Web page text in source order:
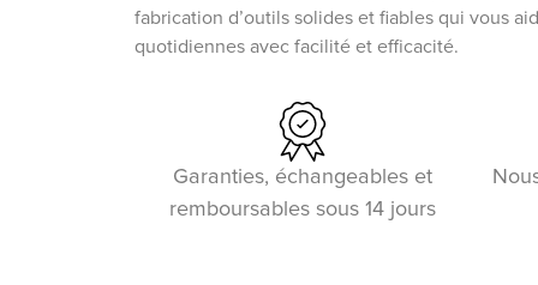
fabrication d’outils solides et fiables qui vous
quotidiennes avec facilité et efficacité.
Garanties, échangeables et
remboursables sous 14 jours